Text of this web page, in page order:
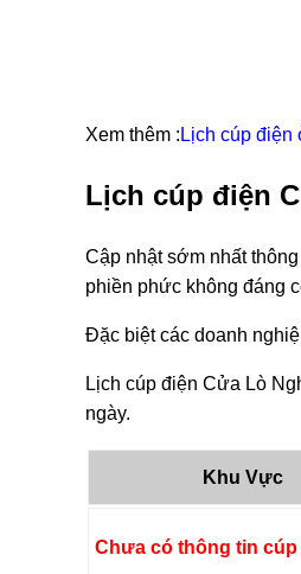
Xem thêm : Lịch cúp
Lịch cúp điện
Cập nhật sớm nhất
phiền phức không đáng
Đặc biệt các doanh
Lịch cúp điện Cửa Lò
ngày.
Khu Vực
Chưa có thông tin